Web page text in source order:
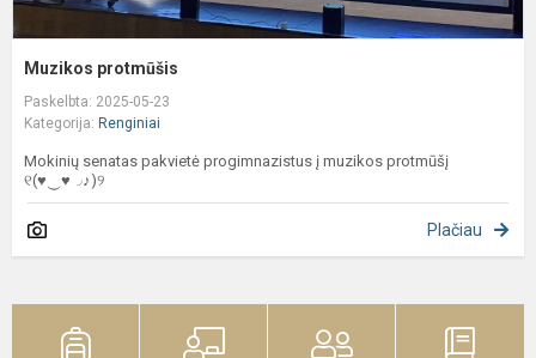
Muzikos protmūšis
Paskelbta: 2025-05-23
Kategorija: Renginiai
Mokinių senatas pakvietė progimnazistus į muzikos protmūšį
୧(♥‿♥◞♪)୨
Plačiau